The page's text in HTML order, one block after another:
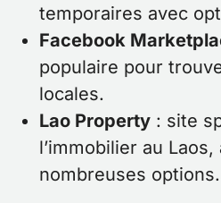
temporaires avec
Facebook
populaire pour
locales.
Lao Property : site
l’immobilier au Laos,
nombreuses options.